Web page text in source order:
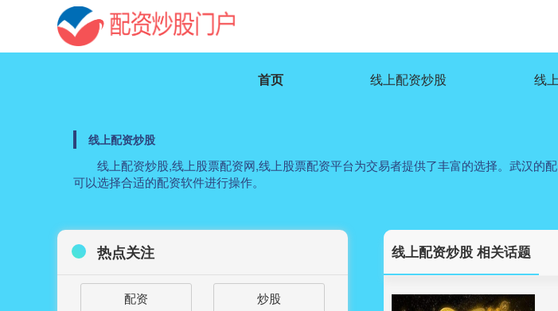
首页 线上配资炒股 线
线上配资炒股
线上配资炒股,线上股票配资网,线上股票配资平台为交易者提供了丰富的选择。武汉
可以选择合适的配资软件进行操作。
线上配资炒股 相关话题
热点关注
配资 炒股